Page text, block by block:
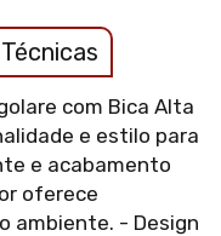
com Bica Alta
e estilo para
e acabamento
oferece
ambiente. - Design